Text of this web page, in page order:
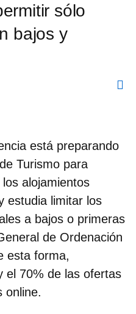
sólo
bajos y
está preparando
Turismo para
alojamientos
estudia limitar los
a bajos o primeras
de Ordenación
esta forma,
el 70% de las ofertas
online.